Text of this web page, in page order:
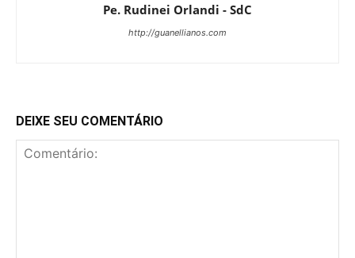
Pe. Rudinei Orlandi - SdC
http://guanellianos.com
DEIXE SEU COMENTÁRIO